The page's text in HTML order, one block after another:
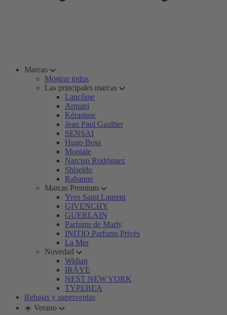
Marcas
Mostrar todos
Las principales marcas
Lancôme
Armani
Kérastase
Jean Paul Gaultier
SENSAI
Hugo Boss
Montale
Narciso Rodriguez
Shiseido
Rabanne
Marcas Premium
Yves Saint Laurent
GIVENCHY
GUERLAIN
Parfums de Marly
INITIO Parfums Privés
La Mer
Novedad
Widian
IRÄYE
NEST NEW YORK
TYPEBEA
Rebajas y superventas
☀️ Verano